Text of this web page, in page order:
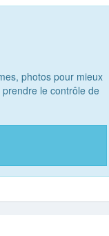
photos pour mieux
le contrôle de